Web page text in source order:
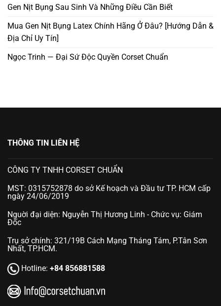
Gen Nịt Bụng Sau Sinh Và Những Điều Cần Biết
Mua Gen Nịt Bụng Latex Chính Hãng Ở Đâu? [Hướng Dẫn &
Địa Chỉ Uy Tín]
Ngọc Trinh — Đại Sứ Độc Quyền Corset Chuẩn
THÔNG TIN LIÊN HỆ
CÔNG TY TNHH CORSET CHUẨN
MST: 0315752878 do sở Kế hoạch và Đầu tư TP. HCM cấp
ngày 24/06/2019
Nguời đại diện: Nguyễn Thị Hương Linh - Chức vụ: Giám
Đốc
Trụ sở chính: 321/19B Cách Mạng Tháng Tám, P.Tân Sơn
Nhất, TP.HCM.
Hotline: +84 856881588